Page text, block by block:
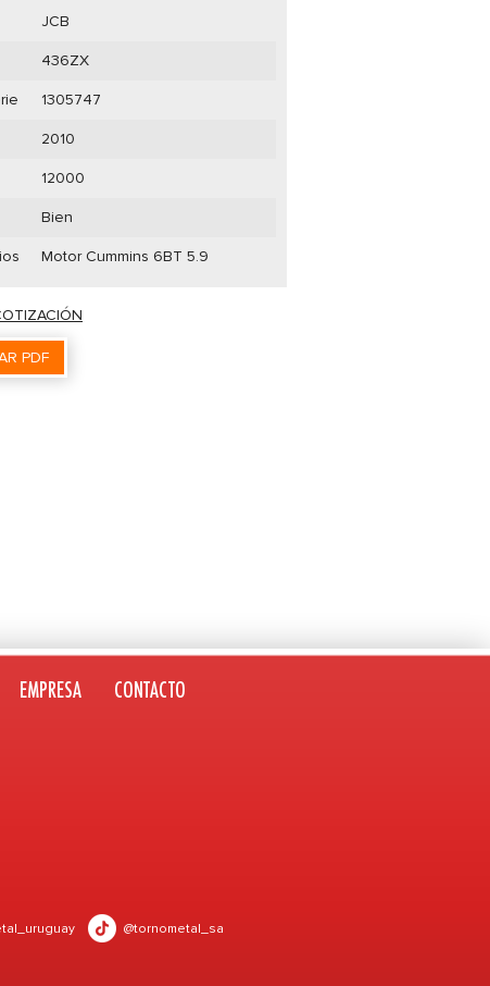
JCB
436ZX
1305747
2010
12000
Bien
Motor Cummins 6BT 5.9
PDF
EMPRESA
CONTACTO
@tornometal_sa